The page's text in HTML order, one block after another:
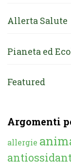
Allerta Salute
Pianeta ed
Featured
Argomenti
allergie